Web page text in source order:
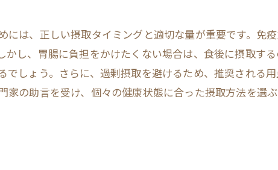
長期的な健康維持のために
免疫力を高めるためのサプリの選び方と注意点
安全性と品質のチェックポイント
サプリを選ぶ際の注意が必要な成分
には、正しい摂取タイミングと適切な量が重要です。免
かし、胃腸に負担をかけたくない場合は、食後に摂取す
でしょう。さらに、過剰摂取を避けるため、推奨される
の助言を受け、個々の健康状態に合った摂取方法を選ぶ